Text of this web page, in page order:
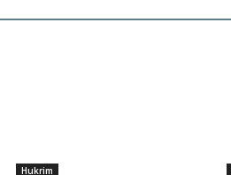
Hukrim